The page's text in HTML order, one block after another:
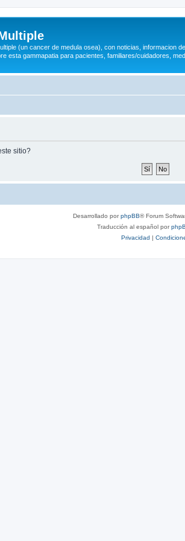
(un cancer de medula osea), con noticias, informacion
esta gammapatia para pacientes, familiares/cuidadores,
sitio?
Desarrollado porphpBB® Forum
Traducción al español por
Privacidad |